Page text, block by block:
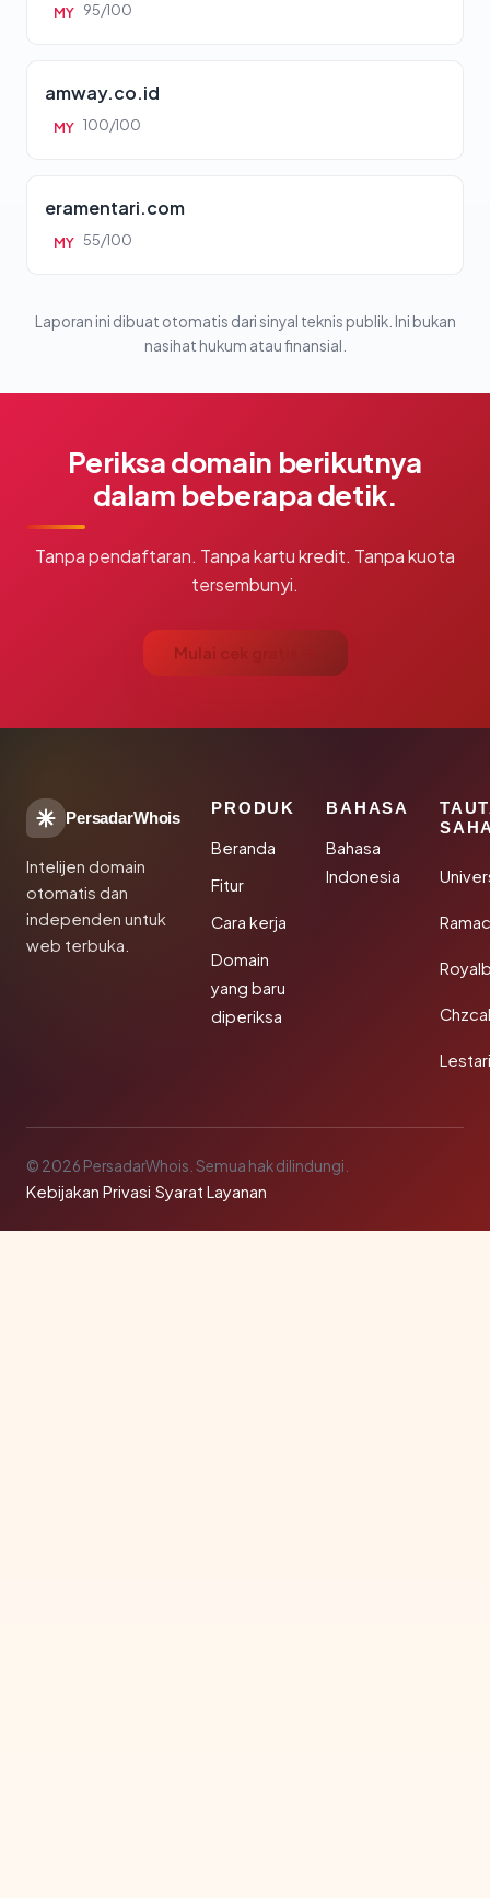
MY 95/100
amway.co.id
MY 100/100
eramentari.com
MY 55/100
Laporan ini dibuat otomatis dari sinyal teknis publik. Ini bukan
nasihat hukum atau finansial.
Periksa domain berikutnya
dalam beberapa detik.
Tanpa pendaftaran. Tanpa kartu kredit. Tanpa kuota
tersembunyi.
Mulai cek gratis →
PersadarWhois
Intelijen domain
otomatis dan
independen untuk
web terbuka.
PRODUK
Beranda
Fitur
Cara kerja
Domain
yang baru
diperiksa
BAHASA
Bahasa
Indonesia
© 2026 PersadarWhois. Semua hak dilindungi.
Kebijakan Privasi·Syarat Layanan